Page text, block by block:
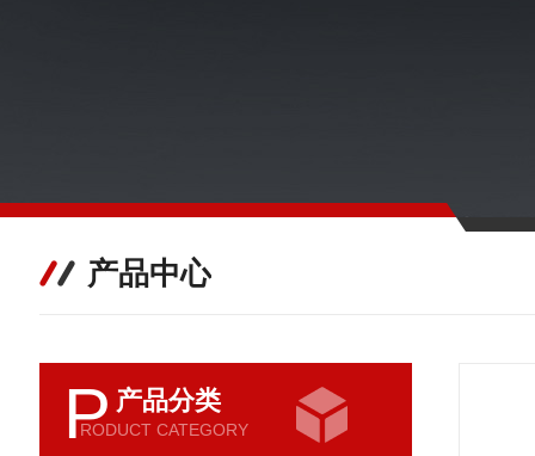
产品中心
P 产品分类
RODUCT CATEGORY